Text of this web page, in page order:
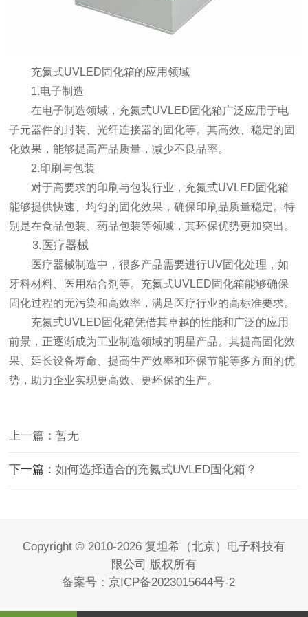
充氮式UVLED固化箱的应用领域
1.电子制造
在电子制造领域，充氮式UVLED固化箱广泛应用于电
子元器件的封装、光纤连接器的固化等。其高效、稳定的固
化效果，能够提高产品质量，减少不良品率。
2.印刷与包装
对于高要求的印刷与包装行业，充氮式UVLED固化箱
能够提供快速、均匀的固化效果，确保印刷品质量稳定。特
别是在食品包装、药品包装等领域，其环保优势更加突出。
3.医疗器械
医疗器械制造中，很多产品需要进行UV固化处理，如
牙科材料、医用粘合剂等。充氮式UVLED固化箱能够确保
固化过程的无污染和高效率，满足医疗行业的高标准要求。
充氮式UVLED固化箱凭借其卓越的性能和广泛的应用
前景，正逐渐成为工业制造领域的明星产品。其提高固化效
果、延长设备寿命、提高生产效率和环保节能等多方面的优
势，助力企业实现更高效、更环保的生产。
上一篇：暂无
下一篇：如何选择适合的充氮式UVLED固化箱？
Copyright © 2010-2026 复坦希（北京）电子科技有
限公司 版权所有
备案号： 京ICP备2023015644号-2